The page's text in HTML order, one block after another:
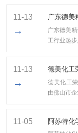
11-13
→
广东德美
广东德美
工行业起步
11-13
→
德美化工
德美化工
由佛山市企
11-05 阿苏特化